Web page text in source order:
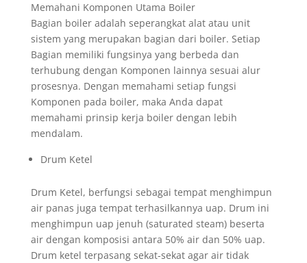
Memahani Komponen Utama Boiler
Bagian boiler adalah seperangkat alat atau unit
sistem yang merupakan bagian dari boiler. Setiap
Bagian memiliki fungsinya yang berbeda dan
terhubung dengan Komponen lainnya sesuai alur
prosesnya. Dengan memahami setiap fungsi
Komponen pada boiler, maka Anda dapat
memahami prinsip kerja boiler dengan lebih
mendalam.
Drum Ketel
Drum Ketel, berfungsi sebagai tempat menghimpun
air panas juga tempat terhasilkannya uap. Drum ini
menghimpun uap jenuh (saturated steam) beserta
air dengan komposisi antara 50% air dan 50% uap.
Drum ketel terpasang sekat-sekat agar air tidak